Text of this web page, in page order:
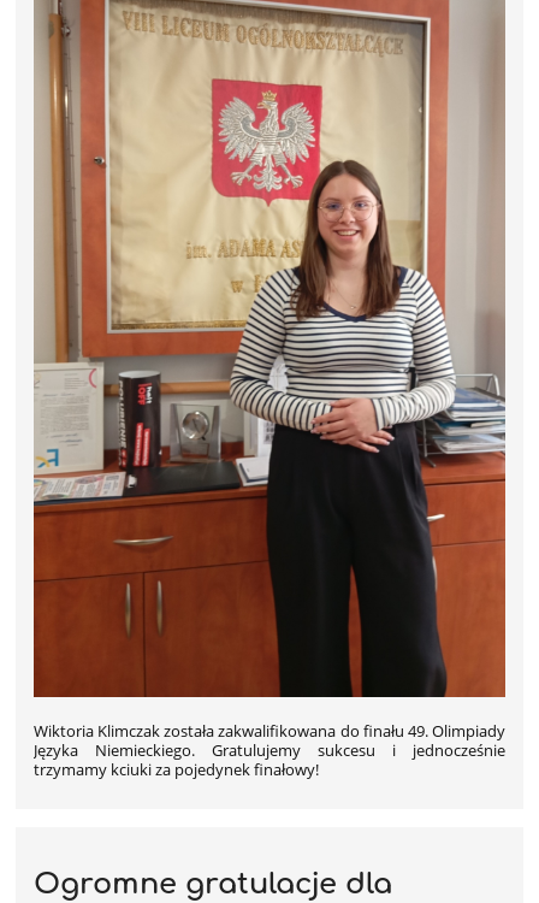
Wiktoria Klimczak została zakwalifikowana do finału 49. Olimpiady
Języka Niemieckiego. Gratulujemy sukcesu i jednocześnie
trzymamy kciuki za pojedynek finałowy!
Ogromne gratulacje dla